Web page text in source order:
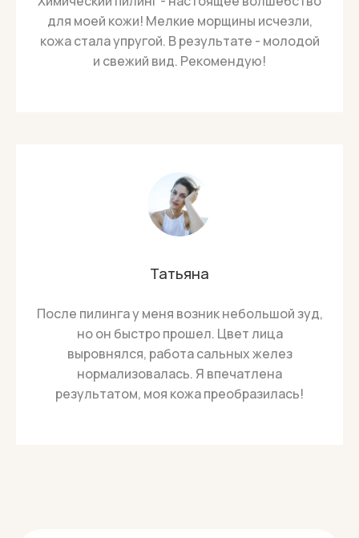
для моей кожи! Мелкие морщины исчезли,
кожа стала упругой. В результате - молодой
и свежий вид. Рекомендую!
Татьяна
После пилинга у меня возник небольшой зуд,
но он быстро прошел. Цвет лица
выровнялся, работа сальных желез
нормализовалась. Я впечатлена
результатом, моя кожа преобразилась!